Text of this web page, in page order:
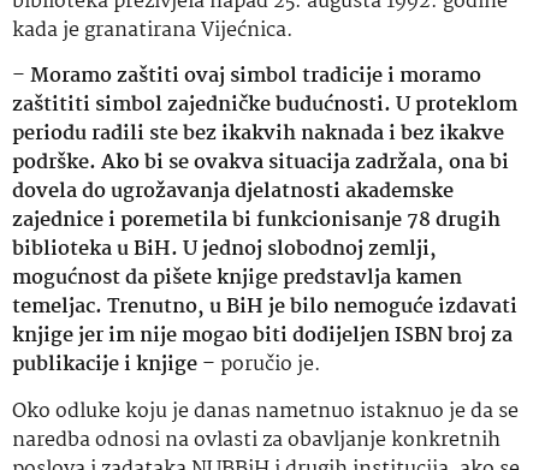
kada je granatirana Vijećnica.
–Moramo zaštiti ovaj simbol tradicije i moramo
zaštititi simbol zajedničke budućnosti. U proteklom
periodu radili ste bez ikakvih naknada i bez ikakve
podrške. Ako bi se ovakva situacija zadržala, ona bi
dovela do ugrožavanja djelatnosti akademske
zajednice i poremetila bi funkcionisanje 78 drugih
biblioteka u BiH. U jednoj slobodnoj zemlji,
mogućnost da pišete knjige predstavlja kamen
temeljac. Trenutno, u BiH je bilo nemoguće izdavati
knjige jer im nije mogao biti dodijeljen ISBN broj za
publikacije i knjige– poručio je.
Oko odluke koju je danas nametnuo istaknuo je da se
naredba odnosi na ovlasti za obavljanje konkretnih